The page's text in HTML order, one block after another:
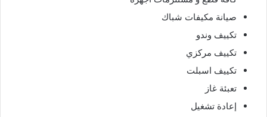
صيانة مكيفات شباك
تكييف وندو
تكييف مركزي
تكييف اسبلت
تعبئة غاز
إعادة تشغيل